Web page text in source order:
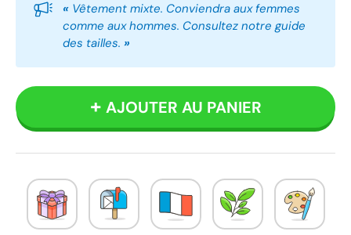
« Vêtement mixte. Conviendra aux femmes
comme aux hommes. Consultez notre guide
des tailles. »
AJOUTER AU PANIER